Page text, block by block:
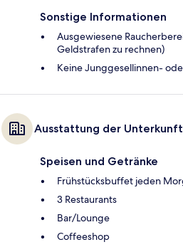
Sonstige Informationen
Ausgewiesene
Geldstrafen zu rechnen)
Keine Junggesellinnen-
Ausstattung der Unterkunft
Speisen und Getränke
Frühstücksbuffet jeden
3 Restaurants
Bar/Lounge
Coffeeshop